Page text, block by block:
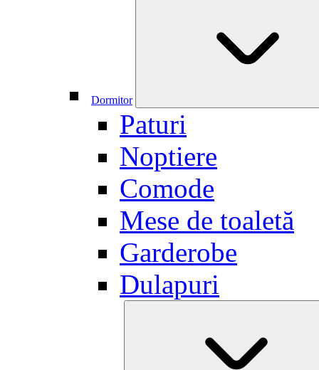
Dormitor
Paturi
Noptiere
Comode
Mese de toaletă
Garderobe
Dulapuri